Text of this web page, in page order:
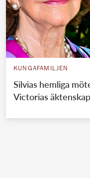
KUNGAFAMILJEN
Silvias hemliga
Victorias äktenskap